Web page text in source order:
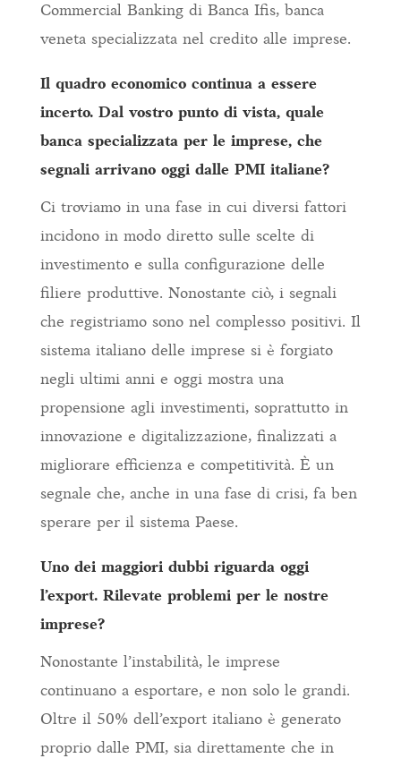
Commercial Banking di Banca Ifis, banca
veneta specializzata nel credito alle imprese.
Il quadro economico continua a essere
incerto. Dal vostro punto di vista, quale
banca specializzata per le imprese, che
segnali arrivano oggi dalle PMI italiane?
Ci troviamo in una fase in cui diversi fattori
incidono in modo diretto sulle scelte di
investimento e sulla configurazione delle
filiere produttive. Nonostante ciò, i segnali
che registriamo sono nel complesso positivi. Il
sistema italiano delle imprese si è forgiato
negli ultimi anni e oggi mostra una
propensione agli investimenti, soprattutto in
innovazione e digitalizzazione, finalizzati a
migliorare efficienza e competitività. È un
segnale che, anche in una fase di crisi, fa ben
sperare per il sistema Paese.
Uno dei maggiori dubbi riguarda oggi
l’export. Rilevate problemi per le nostre
imprese?
Nonostante l’instabilità, le imprese
continuano a esportare, e non solo le grandi.
Oltre il 50% dell’export italiano è generato
proprio dalle PMI, sia direttamente che in